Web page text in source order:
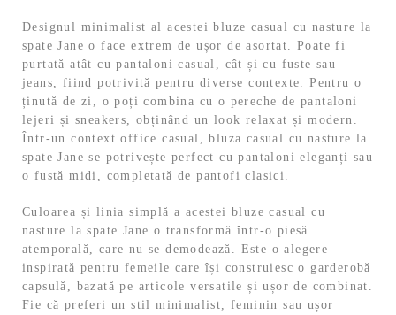
Designul minimalist al acestei bluze casual cu nasture la
spate Jane o face extrem de ușor de asortat. Poate fi
purtată atât cu pantaloni casual, cât și cu fuste sau
jeans, fiind potrivită pentru diverse contexte. Pentru o
ținută de zi, o poți combina cu o pereche de pantaloni
lejeri și sneakers, obținând un look relaxat și modern.
Într-un context office casual, bluza casual cu nasture la
spate Jane se potrivește perfect cu pantaloni eleganți sau
o fustă midi, completată de pantofi clasici.
Culoarea și linia simplă a acestei bluze casual cu
nasture la spate Jane o transformă într-o piesă
atemporală, care nu se demodează. Este o alegere
inspirată pentru femeile care își construiesc o garderobă
capsulă, bazată pe articole versatile și ușor de combinat.
Fie că preferi un stil minimalist, feminin sau ușor